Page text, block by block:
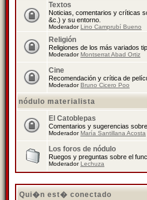
Textos
Noticias, comentarios y críticas
&c.) y su entorno.
ModeradorLino Camprubí Bueno
Religión
Religiones de los más variados
ModeradorMontserrat Abad Ortiz
Cine
Recomendación y crítica de
ModeradorBruno Cicero Poo
nódulo materialista
El Catoblepas
Comentarios y sugerencias
ModeradorMaría Santillana Acosta
Los foros de nódulo
Ruegos y preguntas sobre el
ModeradorLechuza
Qui�n est� conectado